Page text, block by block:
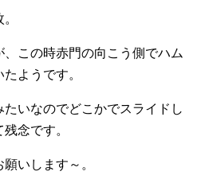
この時赤門の向こう側でハム
ようです。
いなのでどこかでスライドし
念です。
いします～。